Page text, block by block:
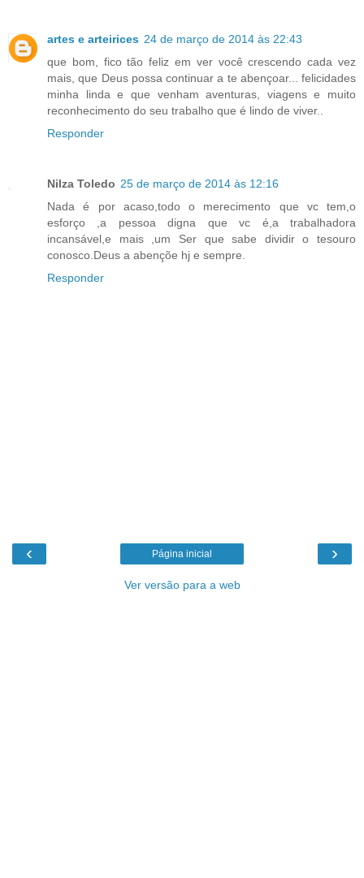
artes e arteirices 24 de março de 2014 às 22:43
que bom, fico tão feliz em ver você crescendo cada vez
mais, que Deus possa continuar a te abençoar... felicidades
minha linda e que venham aventuras, viagens e muito
reconhecimento do seu trabalho que é lindo de viver..
Responder
Nilza Toledo 25 de março de 2014 às 12:16
Nada é por acaso,todo o merecimento que vc tem,o
esforço ,a pessoa digna que vc é,a trabalhadora
incansável,e mais ,um Ser que sabe dividir o tesouro
conosco.Deus a abençõe hj e sempre.
Responder
‹ ›
Página inicial
Ver versão para a web